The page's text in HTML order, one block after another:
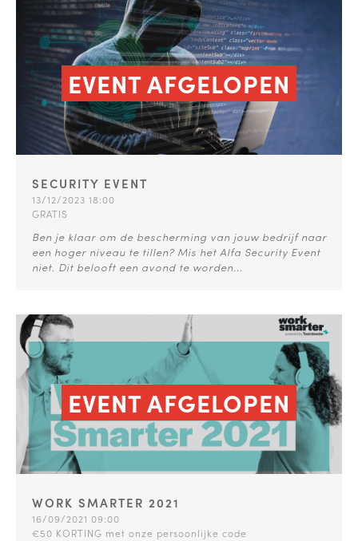
EVENT AFGELOPEN
SECURITY EVENT
13/12/2023 18:00
GRATIS
Ben je klaar om de bescherming van jouw bedrijf naar
een hoger niveau te tillen? Mis het Alfa Security Event
niet. Dit belooft een avond te worden...
EVENT AFGELOPEN
WORK SMARTER 2021
16/09/2021 09:00
€50 KORTING met onze persoonlijke code